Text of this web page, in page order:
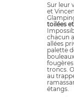
Sur leur
et
toilées
chacun
allées
palette
troncs.
au
étangs.